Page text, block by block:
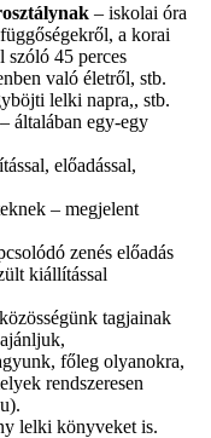
– iskolai óra
a korai
szóló 45 perces
való életről, stb.
lelki napra,, stb.
– általában egy-egy
előadással,
– megjelent
zenés előadás
kiállítással
tagjainak
főleg olyanokra,
rendszeresen
lelki könyveket is.